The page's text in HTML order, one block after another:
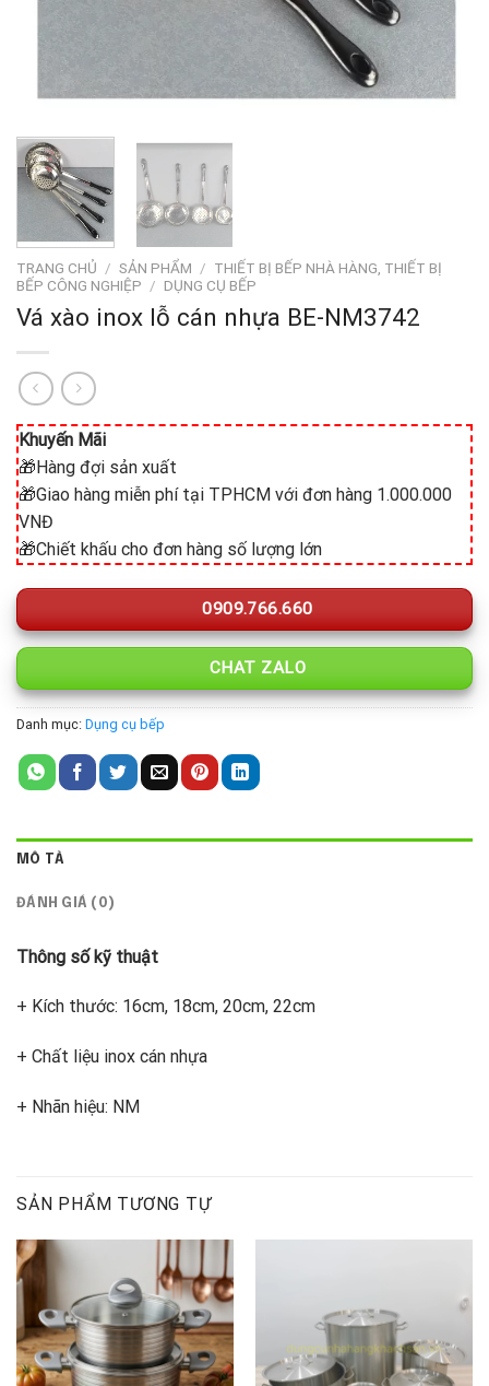
TRANG CHỦ / SẢN PHẨM / THIẾT BỊ BẾP NHÀ HÀNG, THIẾT BỊ
BẾP CÔNG NGHIỆP / DỤNG CỤ BẾP
Vá xào inox lỗ cán nhựa BE-NM3742
Khuyến Mãi
🎁Hàng đợi sản xuất
🎁Giao hàng miễn phí tại TPHCM với đơn hàng 1.000.000
VNĐ
🎁Chiết khấu cho đơn hàng số lượng lớn
0909.766.660
CHAT ZALO
Danh mục: Dụng cụ bếp
MÔ TẢ
ĐÁNH GIÁ (0)
Thông số kỹ thuật
+ Kích thước: 16cm, 18cm, 20cm, 22cm
+ Chất liệu inox cán nhựa
+ Nhãn hiệu: NM
SẢN PHẨM TƯƠNG TỰ